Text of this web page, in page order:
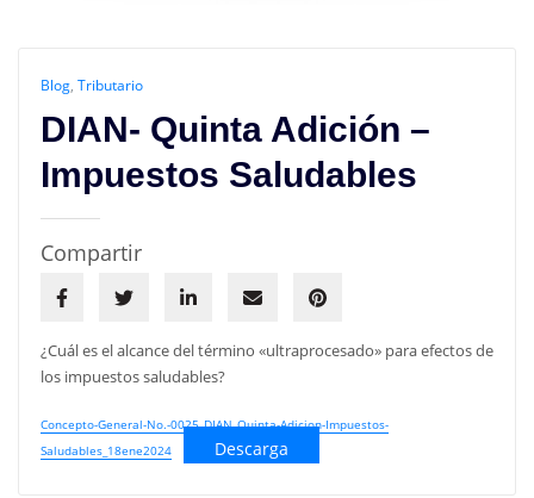
Blog, Tributario
DIAN- Quinta Adición –
Impuestos Saludables
Compartir
¿Cuál es el alcance del término «ultraprocesado» para efectos de
los impuestos saludables?
Concepto-General-No.-0025_DIAN_Quinta-Adicion-Impuestos-
Saludables_18ene2024
Descarga